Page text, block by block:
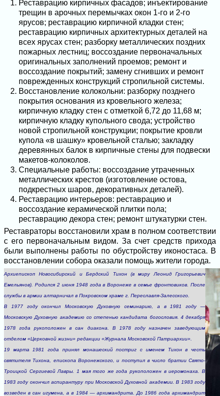
Реставрацию кирпичных фасадов; инъектирование
трещин в арочных перемычках окон 1-го и 2-го
ярусов; реставрацию кирпичной кладки стен;
реставрацию кирпичных архитектурных деталей на
всех ярусах стен; разборку металлических поздних
пожарных лестниц; воссоздание первоначальных
оригинальных заполнений проемов; ремонт и
воссоздание покрытий; замену сгнивших и ремонт
поврежденных конструкций стропильной системы.
Восстановление колокольни: разборку позднего
покрытия основания из кровельного железа;
кирпичную кладку стен с отметкой 6,72 до 11,68 м;
кирпичную кладку купольного свода; устройство
новой стропильной конструкции; покрытие кровли
купола «в шашку» кровельной сталью; закладку
деревянных балок в кирпичные стены для подвески
макетов-колоколов.
Специальные работы: воссоздание утраченных
металлических крестов (изготовление остова,
подкрестных шаров, декоративных деталей).
Реставрацию интерьеров: реставрацию и
воссоздание керамической плитки пола;
реставрацию декора стен; ремонт штукатурки стен.
Реставраторы восстановили храм в полном соответствии
с его первоначальным видом. За счет средств прихода
были выполнены работы по обустройству иконостаса. В
восстановлении собора оказали помощь жители города.
Архиепископ Новосибирский и Бердский Тихон (в миру Леонид Григорьевич
Емельянов). Родился 2 июня 1948 года в Воронеже в семье фронтовиков. После
службы в армии алтарничал в Покровском храме г. Переславля-Залесского.
В 1977 году окончил Московскую Духовную семинарию, а в 1981 году —
Московскую Духовную академию со степенью кандидата богословия. 4 декабря
1978 года рукоположен в сан диакона. В 1978 году назначен заведующим
отделом «Церковной жизни» редакции «Журнала Московской Патриархии».
19 марта 1981 года принял монашеский постриг с именем Тихон в честь
святителя Тихона, епископа Воронежского, и поступил в число братии Свято-
Троицкой Сергиевой Лавры. 1 мая того же года рукоположен в иеромонаха. В
1983 году окончил аспирантуру при Московской Духовной академии. В 1983 году
возведен в сан игумена, а в 1984 — архимандрита. До 1986 года архимандрит